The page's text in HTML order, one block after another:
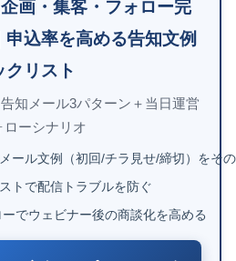
画・集客・フォロー完
込率を高める告知文例
クリスト
メール3パターン＋当日運営
ーシナリオ
ール文例（初回/チラ見せ/締切）をそ
トで配信トラブルを防ぐ
でウェビナー後の商談化を高める